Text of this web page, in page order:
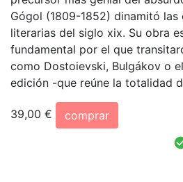
Gógol (1809-1852) dinamitó las
literarias del siglo xix. Su obra
fundamental por el que
como Dostoievski, Bulgákov o
edición -que reúne la totalidad
39,00 €
comprar